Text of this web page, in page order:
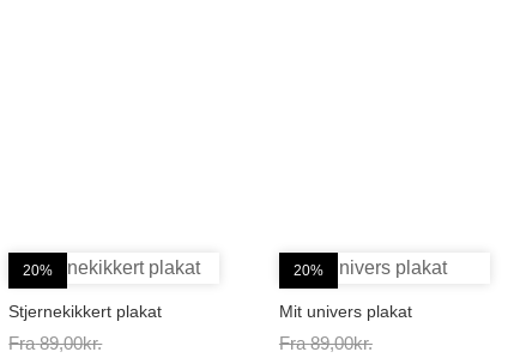
20%
Stjernekikkert plakat
Fra 89,00kr.Prisinterval:
20%
Mit univers plakat
Fra 89,00kr.Prisinterval: